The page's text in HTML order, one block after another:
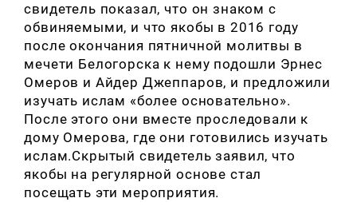
свидетель показал, что он знаком с
обвиняемыми, и что якобы в 2016 году
после окончания пятничной молитвы в
мечети Белогорска к нему подошли Эрнес
Омеров и Айдер Джеппаров, и предложили
изучать ислам «более основательно».
После этого они вместе проследовали к
дому Омерова, где они готовились изучать
ислам.Скрытый свидетель заявил, что
якобы на регулярной основе стал
посещать эти мероприятия.